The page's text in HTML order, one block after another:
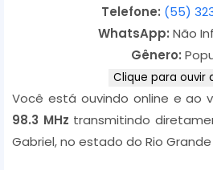
Telefone: (55)
WhatsApp: Não
Gênero:
Clique para ouvir
Você está ouvindo online e ao
98.3 MHz transmitindo
Gabriel, no estado do Rio Grande